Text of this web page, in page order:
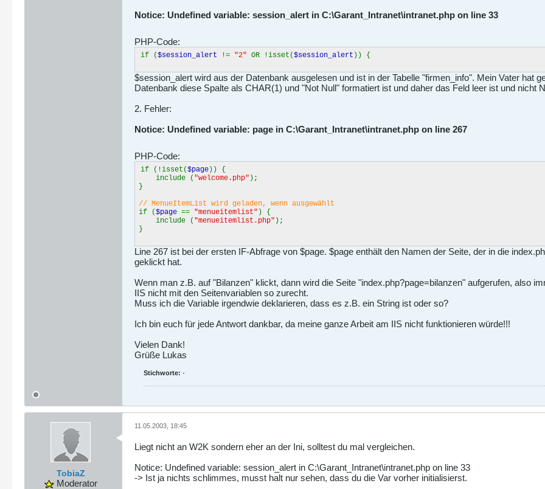
Notice: Undefined variable: session_alert in C:\Garant_Intranet\intranet.php on line 33
PHP-Code:
if ($session_alert != "2" OR !isset($session_alert )) {
$session_alert wird aus der Datenbank ausgelesen und ist in der Tabelle "firmen_info". Mein Vater hat
Datenbank diese Spalte als CHAR(1) und "Not Null" formatiert ist und daher das Feld leer ist und nicht
2. Fehler:
Notice: Undefined variable: page in C:\Garant_Intranet\intranet.php on line 267
PHP-Code:
if (!isset($page )) {
include ( "welcome.php" );
}
// MenueItemList wird geladen, wenn ausgewählt
if ($page == "menueitemlist" ) {
include ( "menueitemlist.php" );
}
Line 267 ist bei der ersten IF-Abfrage von $page. $page enthält den Namen der Seite, der in die
geklickt hat.
Wenn man z.B. auf "Bilanzen" klickt, dann wird die Seite "index.php?page=bilanzen" aufgerufen, also
IIS nicht mit den Seitenvariablen so zurecht.
Muss ich die Variable irgendwie deklarieren, dass es z.B. ein String ist oder so?
Ich bin euch für jede Antwort dankbar, da meine ganze Arbeit am IIS nicht funktionieren würde!!!
Vielen Dank!
Grüße Lukas
Stichworte: -
TobiaZ
Moderator
11.05.2003, 18:45
Liegt nicht an W2K sondern eher an der Ini, solltest du mal vergleichen.
Notice: Undefined variable: session_alert in C:\Garant_Intranet\intranet.php on line 33
-> Ist ja nichts schlimmes, musst halt nur sehen, dass du die Var vorher initialisierst.